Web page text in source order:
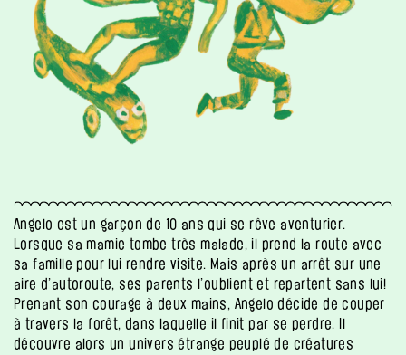
Angelo est un garçon de 10 ans qui se rêve aventurier.
Lorsque sa mamie tombe très malade, il prend la route avec
sa famille pour lui rendre visite. Mais après un arrêt sur une
aire d’autoroute, ses parents l’oublient et repartent sans lui!
Prenant son courage à deux mains, Angelo décide de couper
à travers la forêt, dans laquelle il finit par se perdre. Il
découvre alors un univers étrange peuplé de créatures